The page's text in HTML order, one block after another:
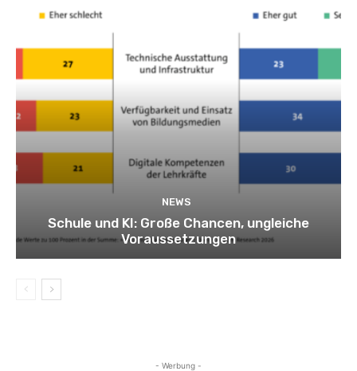
NEWS
Schule und KI: Große Chancen, ungleiche
Voraussetzungen
- Werbung -